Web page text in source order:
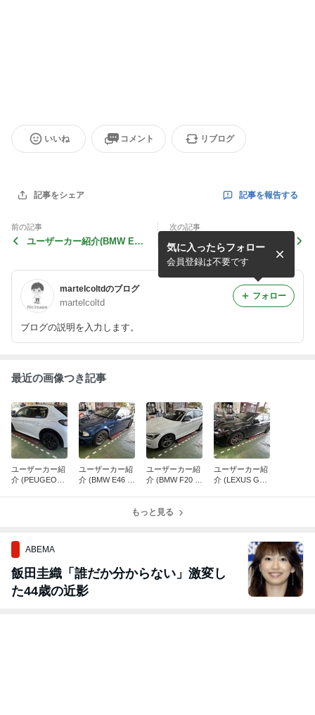
いいね コメント リブログ
記事をシェア 記事を報告する
前の記事
ユーザーカー紹介(BMW E90
次の記事
ユーザーカー紹介(CITROEN
C3)
martelcoltdのブログ
martelcoltd
ブログの説明を入力します。
気に入ったらフォロー
会員登録は不要です
フォロー
最近の画像つき記事
ユーザーカー紹
介 (PEUGEOT
ユーザーカー紹
介 (BMW E46 M
ユーザーカー紹
介 (BMW F20 M
ユーザーカー紹
介 (LEXUS GS
もっと見る
ABEMA
飯田圭織「誰だか分からない」激変し
た44歳の近影